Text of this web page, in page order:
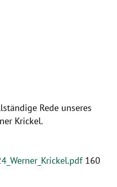
Rede unseres
Krickel.
160